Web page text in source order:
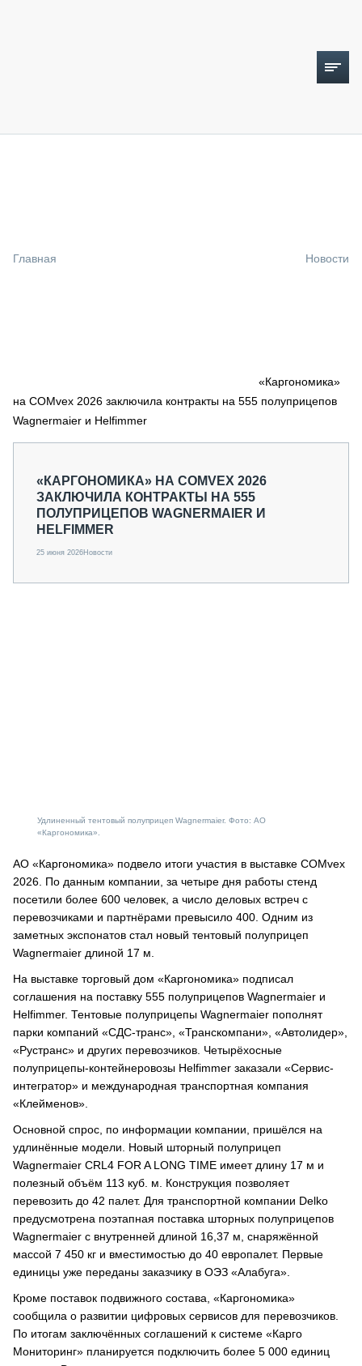
СПЕЦПРОЕКТЫ
МЕРОПРИЯТИЯ
СТАТЬИ ПО КАТЕГОРИЯМ ТЕХНИКИ
Главная Новости
«Каргономика»
на COMvex 2026 заключила контракты на 555 полуприцепов
Wagnermaier и Helfimmer
«КАРГОНОМИКА» НА COMVEX 2026
ЗАКЛЮЧИЛА КОНТРАКТЫ НА 555
ПОЛУПРИЦЕПОВ WAGNERMAIER И
HELFIMMER
25 июня 2026Новости
Удлиненный тентовый полуприцеп Wagnermaier. Фото: АО
«Каргономика».
АО «Каргономика» подвело итоги участия в выставке COMvex
2026. По данным компании, за четыре дня работы стенд
посетили более 600 человек, а число деловых встреч с
перевозчиками и партнёрами превысило 400. Одним из
заметных экспонатов стал новый тентовый полуприцеп
Wagnermaier длиной 17 м.
На выставке торговый дом «Каргономика» подписал
соглашения на поставку 555 полуприцепов Wagnermaier и
Helfimmer. Тентовые полуприцепы Wagnermaier пополнят
парки компаний «СДС-транс», «Транскомпани», «Автолидер»,
«Рустранс» и других перевозчиков. Четырёхосные
полуприцепы-контейнеровозы Helfimmer заказали «Сервис-
интегратор» и международная транспортная компания
«Клейменов».
Основной спрос, по информации компании, пришёлся на
удлинённые модели. Новый шторный полуприцеп
Wagnermaier CRL4 FOR A LONG TIME имеет длину 17 м и
полезный объём 113 куб. м. Конструкция позволяет
перевозить до 42 палет. Для транспортной компании Delko
предусмотрена поэтапная поставка шторных полуприцепов
Wagnermaier с внутренней длиной 16,37 м, снаряжённой
массой 7 450 кг и вместимостью до 40 европалет. Первые
единицы уже переданы заказчику в ОЭЗ «Алабуга».
Кроме поставок подвижного состава, «Каргономика»
сообщила о развитии цифровых сервисов для перевозчиков.
По итогам заключённых соглашений к системе «Карго
Мониторинг» планируется подключить более 5 000 единиц